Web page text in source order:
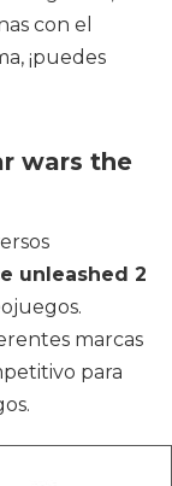
con el
¡puedes
wars the
unleashed 2
marcas
para